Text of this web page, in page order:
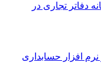
دفاتر تجاری در
افزار حسابداری